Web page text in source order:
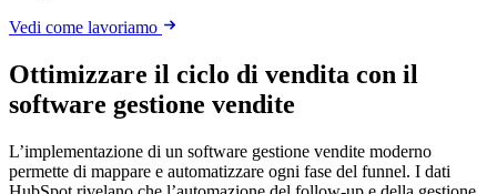
Vedi come lavoriamo
Ottimizzare il ciclo di vendita con il
software gestione vendite
L’implementazione di un software gestione vendite moderno
permette di mappare e automatizzare ogni fase del funnel. I dati